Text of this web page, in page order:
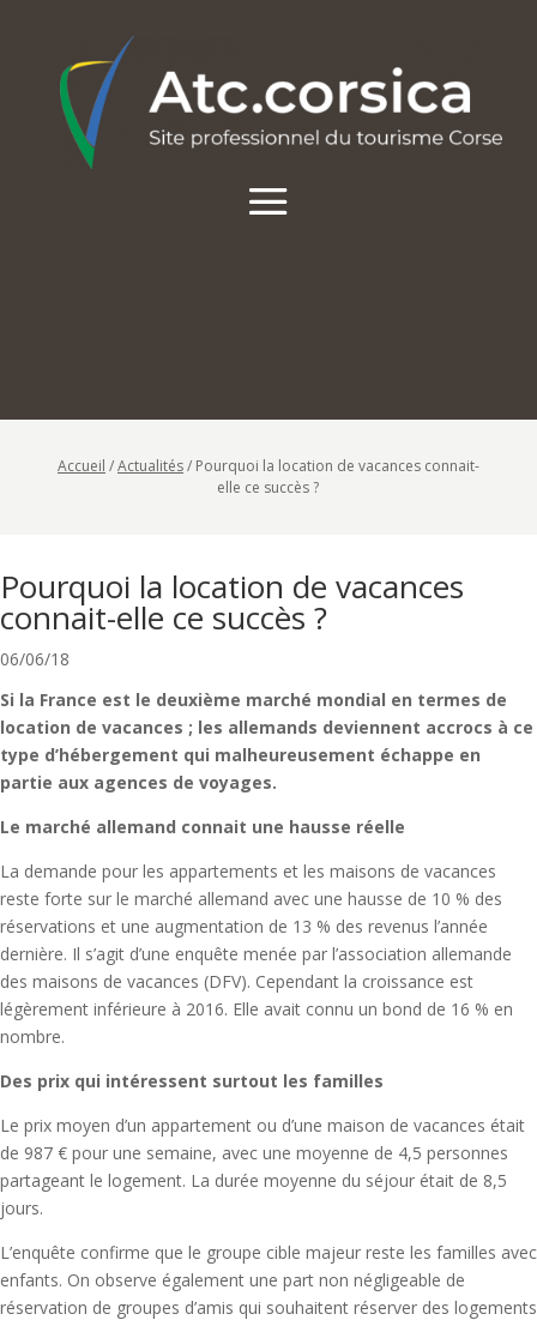
Accueil /Actualités/ Pourquoi la location de vacances connait-
elle ce succès ?
Pourquoi la location de vacances
connait-elle ce succès ?
06/06/18
Si la France est le deuxième marché mondial en termes de
location de vacances ; les allemands deviennent accrocs à ce
type d’hébergement qui malheureusement échappe en
partie aux agences de voyages.
Le marché allemand connait une hausse réelle
La demande pour les appartements et les maisons de vacances
reste forte sur le marché allemand avec une hausse de 10 % des
réservations et une augmentation de 13 % des revenus l’année
dernière. Il s’agit d’une enquête menée par l’association allemande
des maisons de vacances (DFV). Cependant la croissance est
légèrement inférieure à 2016. Elle avait connu un bond de 16 % en
nombre.
Des prix qui intéressent surtout les familles
Le prix moyen d’un appartement ou d’une maison de vacances était
de 987 € pour une semaine, avec une moyenne de 4,5 personnes
partageant le logement. La durée moyenne du séjour était de 8,5
jours.
L’enquête confirme que le groupe cible majeur reste les familles avec
enfants. On observe également une part non négligeable de
réservation de groupes d’amis qui souhaitent réserver des logements